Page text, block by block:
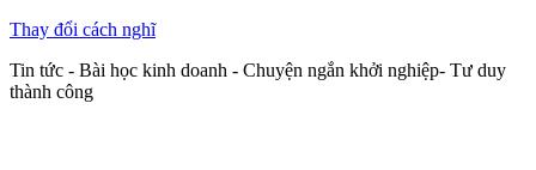
Thay đổi cách nghĩ
Tin tức - Bài học kinh doanh - Chuyện ngắn khởi nghiệp- Tư duy
thành công